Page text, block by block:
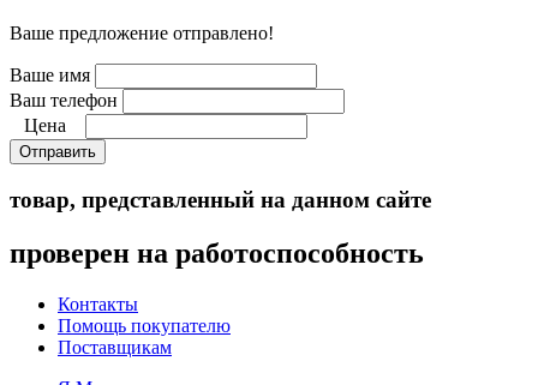
Ваше предложение отправлено!
Ваше имя
Ваш телефон
Цена
Отправить
товар, представленный на данном сайте
проверен на работоспособность
Контакты
Помощь покупателю
Поставщикам